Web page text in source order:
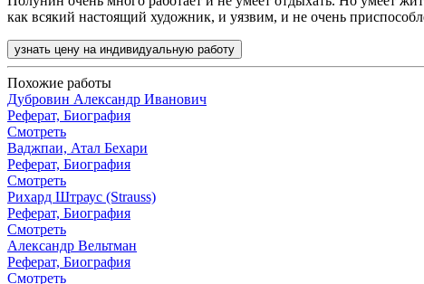
как всякий настоящий художник, и уязвим, и не очень
узнать цену на индивидуальную работу
Похожие работы
Дубровин Александр Иванович
Реферат, Биография
Смотреть
Ваджпаи, Атал Бехари
Реферат, Биография
Смотреть
Рихард Штраус (Strauss)
Реферат, Биография
Смотреть
Александр Вельтман
Реферат, Биография
Смотреть